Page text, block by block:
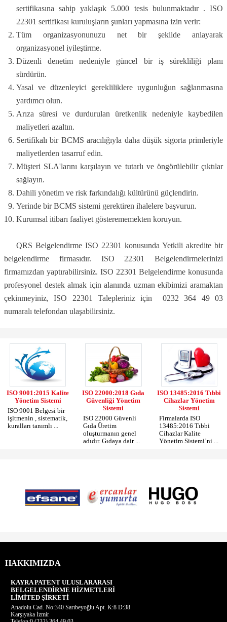
sertifikasına sahip yaklaşık 5.000 tesis bulunmaktadır . ISO
22301 sertifikası kuruluşların şunları yapmasına izin verir:
Tüm organizasyonunuzu net bir şekilde anlayarak
organizasyonel iyileştirme.
Düzenli denetim nedeniyle güncel bir iş sürekliliği planı
sürdürün.
Yasal ve düzenleyici gerekliliklere uygunluğun sağlanmasına
yardımcı olun.
Arıza süresi ve durdurulan üretkenlik nedeniyle kaybedilen
maliyetleri azaltın.
Sertifikalı bir BCMS aracılığıyla daha düşük sigorta primleriyle
maliyetlerden tasarruf edin.
Müşteri SLA'larını karşılayın ve tutarlı ve öngörülebilir çıktılar
sağlayın.
Dahili yönetim ve risk farkındalığı kültürünü güçlendirin.
Yerinde bir BCMS sistemi gerektiren ihalelere başvurun.
Kurumsal itibarı faaliyet gösterememekten koruyun.
QRS Belgelendirme ISO 22301 konusunda Yetkili akredite bir
belgelendirme firmasıdır. ISO 22301 Belgelendirmelerinizi
firmamızdan yaptırabilirsiniz. ISO 22301 Belgelendirme konusunda
profesyonel destek almak için alanında uzman ekibimizi aramaktan
çekinmeyiniz, ISO 22301 Talepleriniz için 0232 364 49 03
numaralı telefondan ulaşabilirsiniz.
ISO 9001:2015 Kalite
Yönetim Sistemi
ISO 9001 Belgesi bir
işltmenin , sistematik,
kuralları tanımlı ...
ISO 22000:2018 Gıda
Güvenliği Yönetim
Sistemi
ISO 22000 Güvenli
Gıda Üretim
oluşturmanın genel
adıdır. Gıdaya dair ...
ISO 13485:2016 Tıbbi
Cihazlar Yönetim
Sistemi
Firmalarda ISO
13485:2016 Tıbbi
Cihazlar Kalite
Yönetim Sistemi’ni ...
HAKKIMIZDA
KAYRA PATENT ULUSLARARASI
BELGELENDİRME HİZMETLERİ
LİMİTED ŞİRKETİ
Anadolu Cad. No:340 Sarıbeyoğlu Apt. K:8 D:38
Karşıyaka İzmir